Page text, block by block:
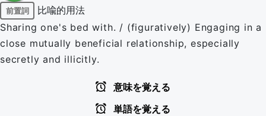
前置詞
比喩的用法
Sharing one's bed with. / (figuratively) Engaging in a
close mutually beneficial relationship, especially
secretly and illicitly.
意味を覚える
単語を覚える